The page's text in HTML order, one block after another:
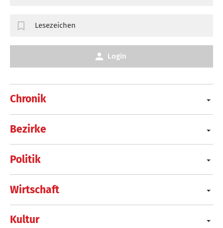
Chronik
Bezirke
Politik
Wirtschaft
Kultur
Lesezeichen
Login